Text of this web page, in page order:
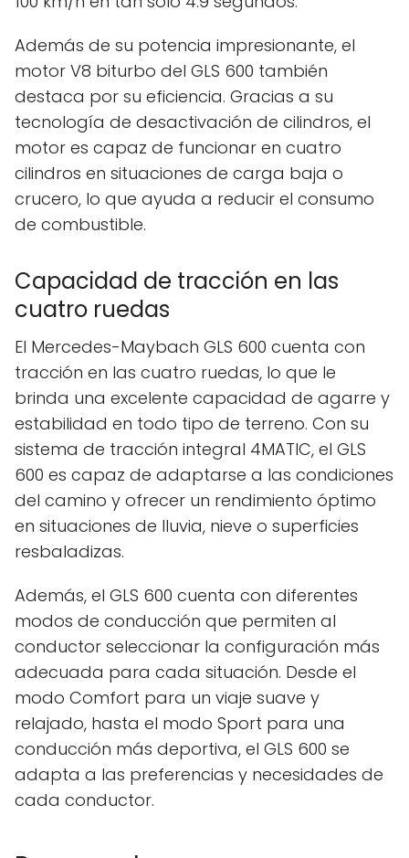
Además de su potencia impresionante, el
motor V8 biturbo del GLS 600 también
destaca por su eficiencia. Gracias a su
tecnología de desactivación de cilindros, el
motor es capaz de funcionar en cuatro
cilindros en situaciones de carga baja o
crucero, lo que ayuda a reducir el consumo
de combustible.
Capacidad de tracción en las
cuatro ruedas
El Mercedes-Maybach GLS 600 cuenta con
tracción en las cuatro ruedas, lo que le
brinda una excelente capacidad de agarre y
estabilidad en todo tipo de terreno. Con su
sistema de tracción integral 4MATIC, el GLS
600 es capaz de adaptarse a las condiciones
del camino y ofrecer un rendimiento óptimo
en situaciones de lluvia, nieve o superficies
resbaladizas.
Además, el GLS 600 cuenta con diferentes
modos de conducción que permiten al
conductor seleccionar la configuración más
adecuada para cada situación. Desde el
modo Comfort para un viaje suave y
relajado, hasta el modo Sport para una
conducción más deportiva, el GLS 600 se
adapta a las preferencias y necesidades de
cada conductor.